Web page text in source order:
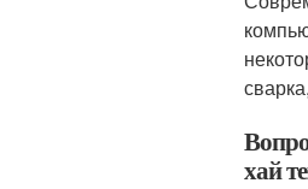
хай